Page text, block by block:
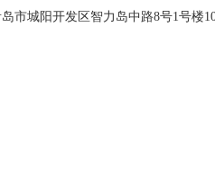
市城阳开发区智力岛中路8号1号楼